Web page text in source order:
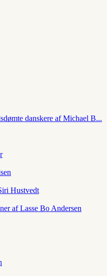
danskere af Michael B...
Hustvedt
af Lasse Bo Andersen